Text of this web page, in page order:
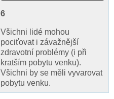
6
Všichni lidé mohou
pociťovat i závažnější
zdravotní problémy (i při
kratším pobytu venku).
Všichni by se měli vyvarovat
pobytu venku.